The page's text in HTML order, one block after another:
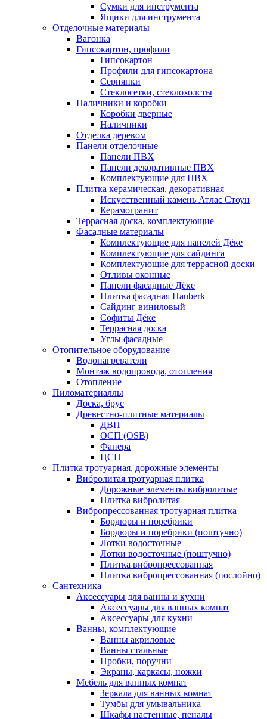
Сумки для инструмента
Ящики для инструмента
Отделочные материалы
Вагонка
Гипсокартон, профили
Гипсокартон
Профили для гипсокартона
Серпянки
Стеклосетки, стеклохолсты
Наличники и коробки
Коробки дверные
Наличники
Отделка деревом
Панели отделочные
Панели ПВХ
Панели декоративные ПВХ
Комплектующие для ПВХ
Плитка керамическая, декоративная
Искусственный камень Атлас Стоун
Керамогранит
Террасная доска, комплектующие
Фасадные материалы
Комплектующие для панелей Дёке
Комплектующие для сайдинга
Комплектующие для террасной доски
Отливы оконные
Панели фасадные Дёке
Плитка фасадная Hauberk
Сайдинг виниловый
Софиты Дёке
Террасная доска
Углы фасадные
Отопительное оборудование
Водонагреватели
Монтаж водопровода, отопления
Отопление
Пиломатериаллы
Доска, брус
Древестно-плитные материалы
ДВП
ОСП (OSB)
Фанера
ЦСП
Плитка тротуарная, дорожные элементы
Вибролитая тротуарная плитка
Дорожные элементы вибролитые
Плитка вибролитая
Вибропрессованная тротуарная плитка
Бордюры и поребрики
Бордюры и поребрики (поштучно)
Лотки водосточные
Лотки водосточные (поштучно)
Плитка вибропрессованная
Плитка вибропрессованная (послойно)
Сантехника
Аксессуары для ванны и кухни
Аксессуары для ванных комнат
Аксессуары для кухни
Ванны, комплектующие
Ванны акриловые
Ванны стальные
Пробки, поручни
Экраны, каркасы, ножки
Мебель для ванных комнат
Зеркала для ванных комнат
Тумбы для умывальника
Шкафы настенные, пеналы